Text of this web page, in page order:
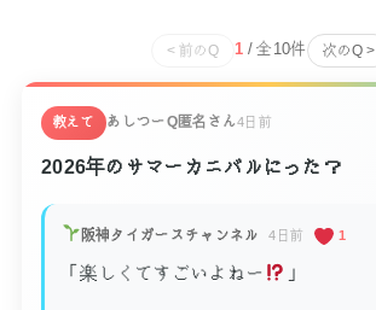
< 前のQ 1/ 全10件 次のQ >
教えて あしつーQ匿名さん4日前
2026年のサマーカニバルにった？
阪神タイガースチャンネル 4日前 1
「楽しくてすごいよねー 」